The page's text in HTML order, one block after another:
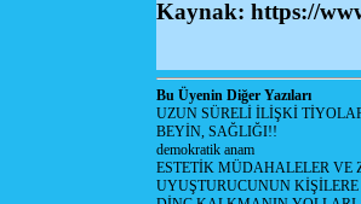
Kaynak: https://
Bu Üyenin Diğer Yazıları
UZUN SÜRELİ İLİŞKİ
BEYİN, SAĞLIĞI!!
demokratik anam
ESTETİK MÜDAHALELER VE
UYUŞTURUCUNUN